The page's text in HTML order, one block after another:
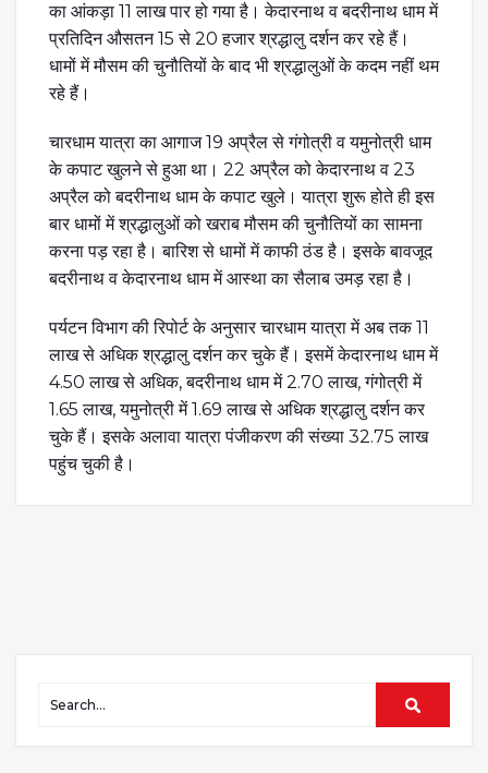
का आंकड़ा 11 लाख पार हो गया है। केदारनाथ व बदरीनाथ धाम में
प्रतिदिन औसतन 15 से 20 हजार श्रद्धालु दर्शन कर रहे हैं।
धामों में मौसम की चुनौतियों के बाद भी श्रद्धालुओं के कदम नहीं थम
रहे हैं।
चारधाम यात्रा का आगाज 19 अप्रैल से गंगोत्री व यमुनोत्री धाम
के कपाट खुलने से हुआ था। 22 अप्रैल को केदारनाथ व 23
अप्रैल को बदरीनाथ धाम के कपाट खुले। यात्रा शुरू होते ही इस
बार धामों में श्रद्धालुओं को खराब मौसम की चुनौतियों का सामना
करना पड़ रहा है। बारिश से धामों में काफी ठंड है। इसके बावजूद
बदरीनाथ व केदारनाथ धाम में आस्था का सैलाब उमड़ रहा है।
पर्यटन विभाग की रिपोर्ट के अनुसार चारधाम यात्रा में अब तक 11
लाख से अधिक श्रद्धालु दर्शन कर चुके हैं। इसमें केदारनाथ धाम में
4.50 लाख से अधिक, बदरीनाथ धाम में 2.70 लाख, गंगोत्री में
1.65 लाख, यमुनोत्री में 1.69 लाख से अधिक श्रद्धालु दर्शन कर
चुके हैं। इसके अलावा यात्रा पंजीकरण की संख्या 32.75 लाख
पहुंच चुकी है।